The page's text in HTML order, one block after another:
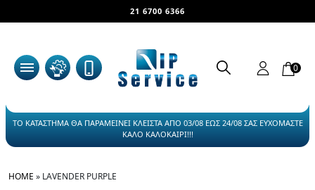
21 6700 6366
0
ΤΟ ΚΑΤΑΣΤΗΜΑ ΘΑ ΠΑΡΑΜΕΙΝΕΙ ΚΛΕΙΣΤΑ ΑΠΟ 03/08 ΕΩΣ 24/08 ΣΑΣ ΕΥΧΟΜΑΣΤΕ
ΚΑΛΟ ΚΑΛΟΚΑΙΡΙ!!!
HOME » LAVENDER PURPLE